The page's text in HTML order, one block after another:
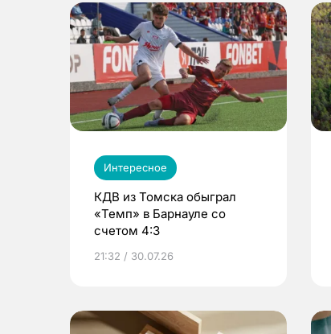
Интересное
КДВ из Томска обыграл
«Темп» в Барнауле со
счетом 4:3
21:32 / 30.07.26